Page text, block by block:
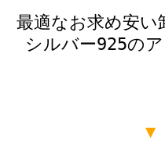
最適なお求め安い
シルバー925の
▼